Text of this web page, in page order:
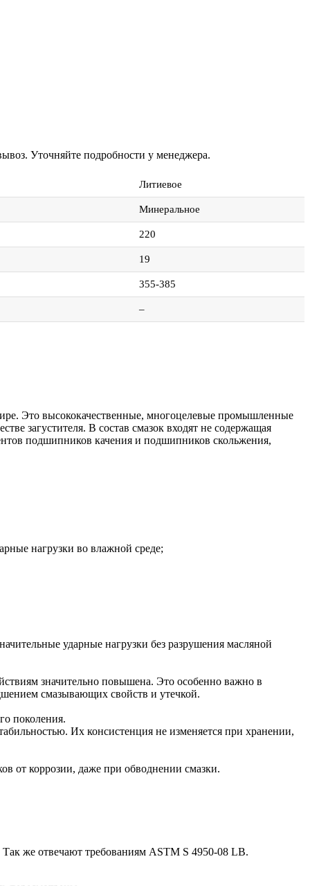
Уточняйте подробности у менеджера.
Литиевое
Минеральное
220
19
355-385
–
Это высококачественные, многоцелевые промышленные
загустителя. В состав смазок входят не содержащая
подшипников качения и подшипников скольжения,
нагрузки во влажной среде;
ударные нагрузки без разрушения масляной
значительно повышена. Это особенно важно в
смазывающих свойств и утечкой.
поколения.
Их консистенция не изменяется при хранении,
от коррозии, даже при обводнении смазки.
же отвечают требованиям ASTM S 4950-08 LB.